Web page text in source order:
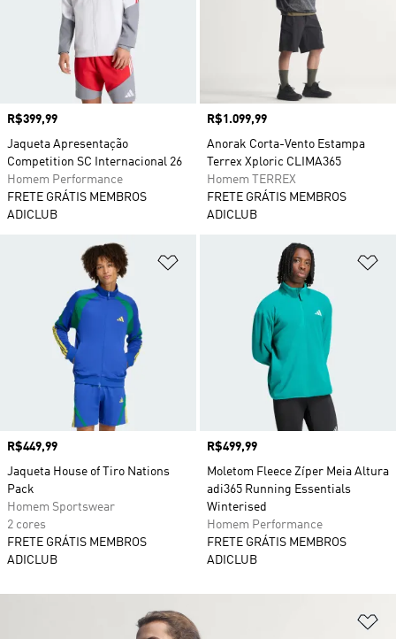
Preço
R$399,99
Jaqueta Apresentação
Competition SC Internacional 26
Homem Performance
FRETE GRÁTIS MEMBROS
ADICLUB
Preço
R$1.099,99
Anorak Corta-Vento Estampa
Terrex Xploric CLIMA365
Homem TERREX
FRETE GRÁTIS MEMBROS
ADICLUB
Adicionar à Lista de Desejos
Preço
R$449,99
Jaqueta House of Tiro Nations
Pack
Homem Sportswear
2 cores
FRETE GRÁTIS MEMBROS
ADICLUB
Preço
R$499,99
Moletom Fleece Zíper Meia Altura
adi365 Running Essentials
Winterised
Homem Performance
FRETE GRÁTIS MEMBROS
ADICLUB